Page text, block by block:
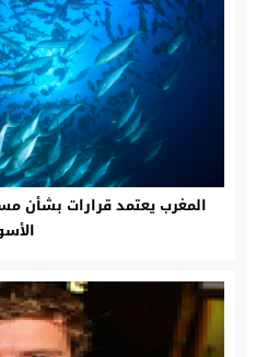
المغرب يعتمد قرارات بشأن